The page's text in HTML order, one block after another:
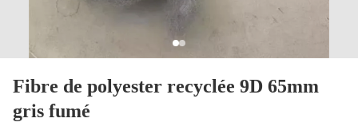
Fibre de polyester recyclée 9D 65mm
gris fumé